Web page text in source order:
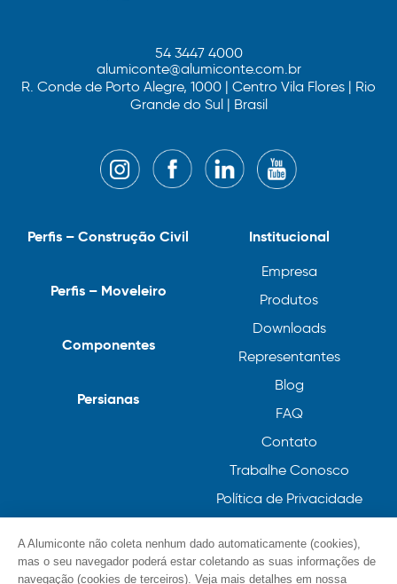
54 3447 4000
alumiconte@alumiconte.com.br
R. Conde de Porto Alegre, 1000 | Centro Vila Flores | Rio
Grande do Sul | Brasil
Institucional
Empresa
Produtos
Downloads
Representantes
Blog
FAQ
Contato
Trabalhe Conosco
Política de Privacidade
Perfis – Construção Civil
Perfis – Moveleiro
Componentes
Persianas
A Alumiconte não coleta nenhum dado automaticamente (cookies),
mas o seu navegador poderá estar coletando as suas informações de
navegação (cookies de terceiros). Veja mais detalhes em nossa